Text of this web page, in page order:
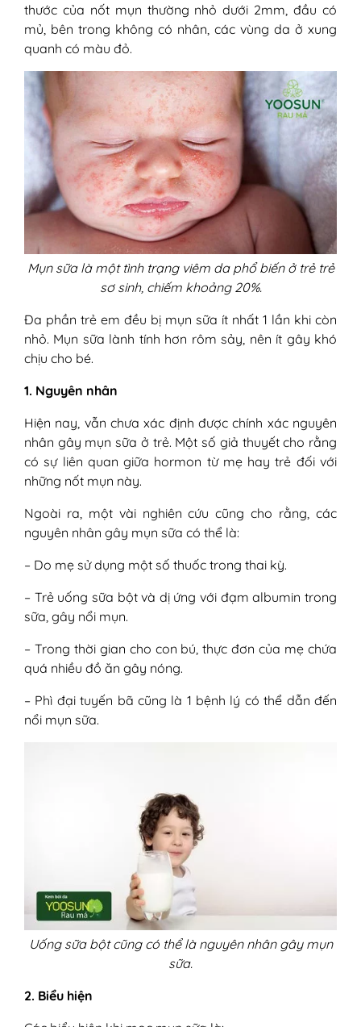
thước của nốt mụn thường nhỏ dưới 2mm, đầu có
mủ, bên trong không có nhân, các vùng da ở xung
quanh có màu đỏ.
Mụn sữa là một tình trạng viêm da phổ biến ở trẻ trẻ
sơ sinh, chiếm khoảng 20%.
Đa phần trẻ em đều bị mụn sữa ít nhất 1 lần khi còn
nhỏ. Mụn sữa lành tính hơn rôm sảy, nên ít gây khó
chịu cho bé.
1. Nguyên nhân
Hiện nay, vẫn chưa xác định được chính xác nguyên
nhân gây mụn sữa ở trẻ. Một số giả thuyết cho rằng
có sự liên quan giữa hormon từ mẹ hay trẻ đối với
những nốt mụn này.
Ngoài ra, một vài nghiên cứu cũng cho rằng, các
nguyên nhân gây mụn sữa có thể là:
– Do mẹ sử dụng một số thuốc trong thai kỳ.
– Trẻ uống sữa bột và dị ứng với đạm albumin trong
sữa, gây nổi mụn.
– Trong thời gian cho con bú, thực đơn của mẹ chứa
quá nhiều đồ ăn gây nóng.
– Phì đại tuyến bã cũng là 1 bệnh lý có thể dẫn đến
nổi mụn sữa.
Uống sữa bột cũng có thể là nguyên nhân gây mụn
sữa.
2. Biểu hiện